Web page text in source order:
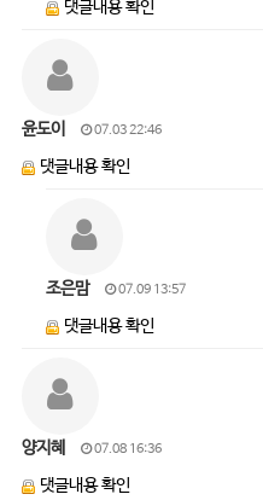
댓글내용 확인
윤도이 07.03 22:46
댓글내용 확인
조은맘 07.09 13:57
댓글내용 확인
양지혜 07.08 16:36
댓글내용 확인